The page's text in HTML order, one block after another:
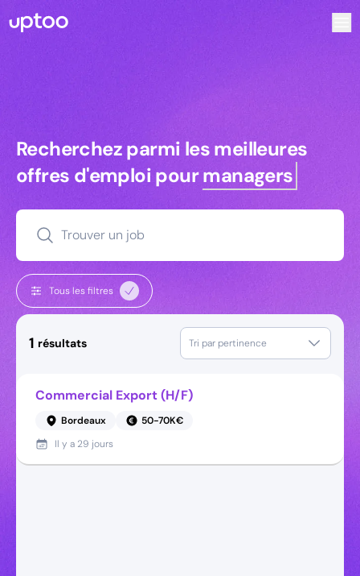
Recherchez parmi les meilleures
Recherchez parmi les meilleures
offres d'emploi pourmanagers
Trouver un job
Tous les filtres
1 résultats Tri par pertinence
Commercial Export (H/F)
Bordeaux
50-70K€
Il y a 29 jours